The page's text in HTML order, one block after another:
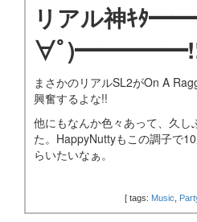
リアル神ｷﾀ
∀ﾟ
まさかのリアルSL2がOn A
興奮するよな!!
他にもなんか色々あって、久し
た。HappyNuttyもこの調子で
らいたいなぁ。
[ tags: Music